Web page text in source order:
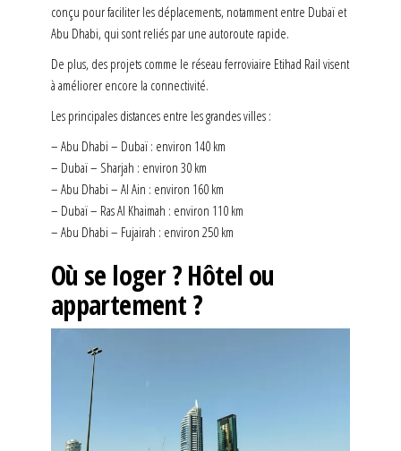
conçu pour faciliter les déplacements, notamment entre Dubaï et
Abu Dhabi, qui sont reliés par une autoroute rapide.
De plus, des projets comme le réseau ferroviaire Etihad Rail visent
à améliorer encore la connectivité.
Les principales distances entre les grandes villes :
– Abu Dhabi – Dubaï : environ 140 km
– Dubaï – Sharjah : environ 30 km
– Abu Dhabi – Al Ain : environ 160 km
– Dubaï – Ras Al Khaimah : environ 110 km
– Abu Dhabi – Fujairah : environ 250 km
Où se loger ? Hôtel ou
appartement ?